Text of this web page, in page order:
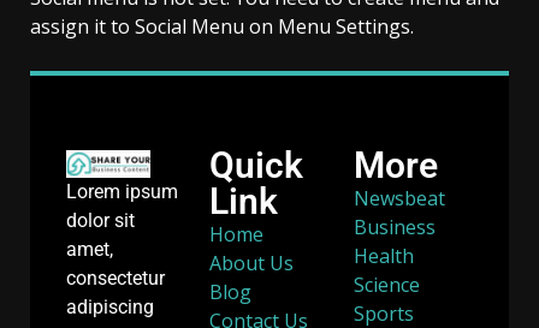
assign it to Social Menu on Menu Settings.
Lorem ipsum
dolor sit
amet,
consectetur
adipiscing
Quick
Link
Home
About Us
Blog
Contact Us
More
Newsbeat
Business
Health
Science
Sports